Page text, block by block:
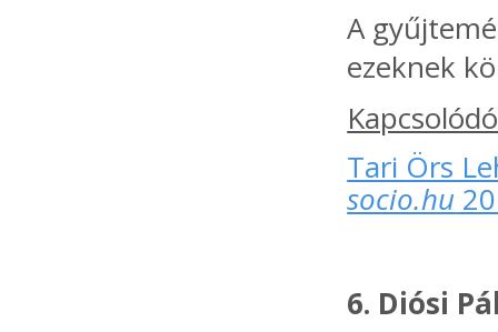
A
ezeknek
Tari Örs
socio.hu
6. Diósi